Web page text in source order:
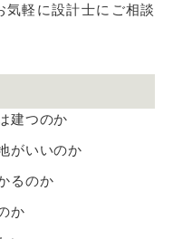
気軽に設計士にご相談
建つのか
がいいのか
るのか
か